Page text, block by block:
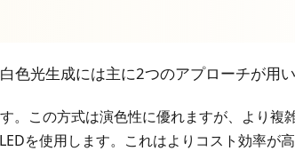
色光生成には主に2つのアプローチが用
。この方式は演色性に優れますが、より複
を使用します。これはよりコスト効率が